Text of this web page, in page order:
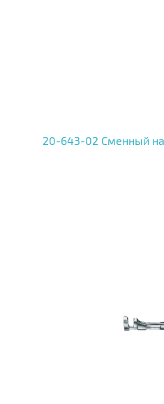
20-643-02 Сменный